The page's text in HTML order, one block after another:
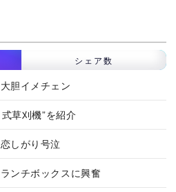
シェア数
胆イメチェン
草刈機”を紹介
しがり号泣
ンチボックスに興奮